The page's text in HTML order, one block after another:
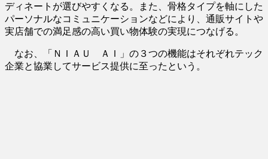
ディネートが選びやすくなる。また、骨格タイプを軸にした
パーソナルなコミュニケーションなどにより、通販サイトや
実店舗での満足感の高い買い物体験の実現につなげる。
なお、「ＮＩＡＵ ＡＩ」の３つの機能はそれぞれテック
企業と協業してサービス提供に至ったという。